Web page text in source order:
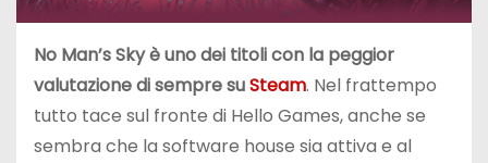
No Man’s Sky è uno dei titoli con la peggior
valutazione di sempre suSteam. Nel frattempo
tutto tace sul fronte di Hello Games, anche se
sembra che la software house sia attiva e al